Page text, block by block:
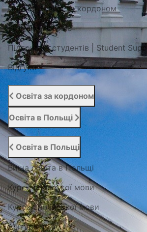
Портал освіти за кордоном
Вступний сервіс
Підтримка студентів | Student
Відгуки
Освіта за кордоном
Освіта в Польщі
Освіта в Польщі
Вища освіта в Польщі
Курси польської мови
Курси англійської мови
Абітурієнту